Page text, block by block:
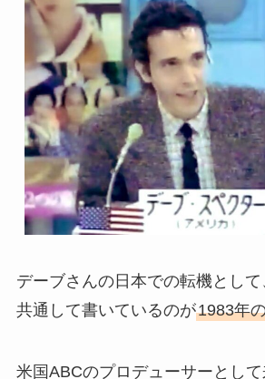
デーブさんの日本での転機とし
共通して書いているのが1983年
米国ABCのプロデューサーとし